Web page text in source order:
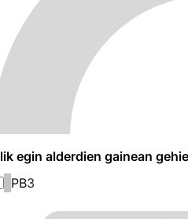
egin alderdien gainean
PB3